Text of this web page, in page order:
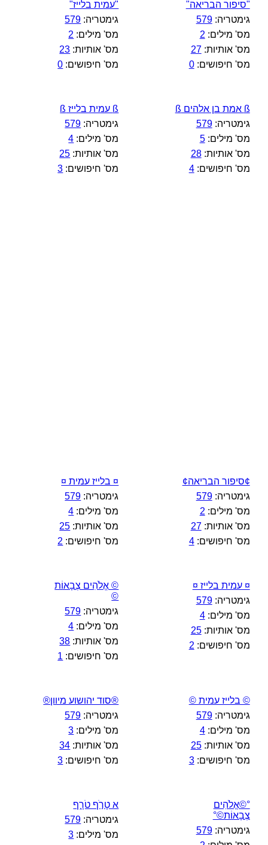
"סיפור הבריאה"
גימטריה:579
מס' מילים: 2
מס' אותיות:27
מס' חיפושים:0
"עמית בלייז"
גימטריה: 579
מס' מילים: 2
מס' אותיות: 23
מס' חיפושים: 0
ß אמת בן אלהים ß
גימטריה:579
מס' מילים:5
מס' אותיות:28
מס' חיפושים:4
ß עמית בלייז ß
גימטריה: 579
מס' מילים: 4
מס' אותיות: 25
מס' חיפושים: 3
¢סיפור הבריאה¢
גימטריה:579
מס' מילים: 2
מס' אותיות:27
מס' חיפושים:4
¤ בלייז עמית ¤
גימטריה: 579
מס' מילים: 4
מס' אותיות: 25
מס' חיפושים: 2
¤ עמית בלייז ¤
גימטריה:579
מס' מילים:4
מס' אותיות:25
מס' חיפושים: 2
© אֱלֹהִים צְבָאוֹת
©
גימטריה: 579
מס' מילים: 4
מס' אותיות: 38
מס' חיפושים: 1
© בלייז עמית ©
גימטריה:579
מס' מילים:4
מס' אותיות:25
מס' חיפושים:3
®סוד יהושוע מיוון®
גימטריה: 579
מס' מילים: 3
מס' אותיות: 34
מס' חיפושים: 3
°©אֱלֹהִים
צְבָאוֹת©°
גימטריה:579
א טָרֹ֣ף טֹרָ֑ף
גימטריה: 579
מס' מילים: 3